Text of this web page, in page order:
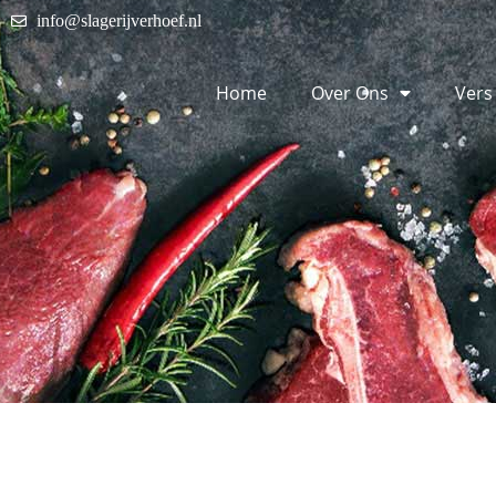
info@slagerijverhoef.nl
Home Over Ons